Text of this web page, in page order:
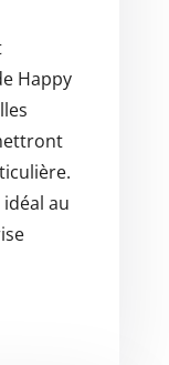
Happy
au